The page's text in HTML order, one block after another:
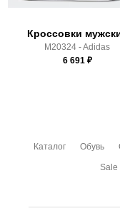
Кроссовки
M20324 - Adidas
6 691₽
Каталог Обувь
Sale